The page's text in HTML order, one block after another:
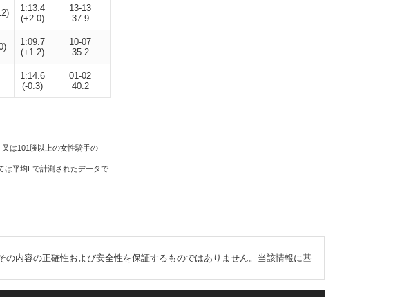
1:13.4
(+2.0)
13-13
37.9
1:09.7
(+1.2)
10-07
35.2
1:14.6
(-0.3)
01-02
40.2
は101勝以上の女性騎手の
は平均Fで計測されたデータで
内容の正確性および安全性を保証するものではありません。当該情報に基